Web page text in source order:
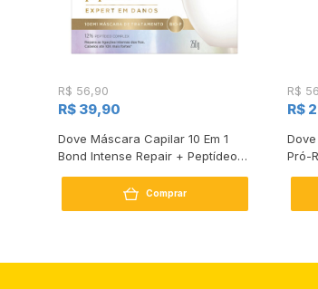
R$ 56,90
R$ 39,90
Dove Máscara Capilar 10 Em 1
Bond Intense Repair + Peptídeo
Comprar
R$
R$
Pró-